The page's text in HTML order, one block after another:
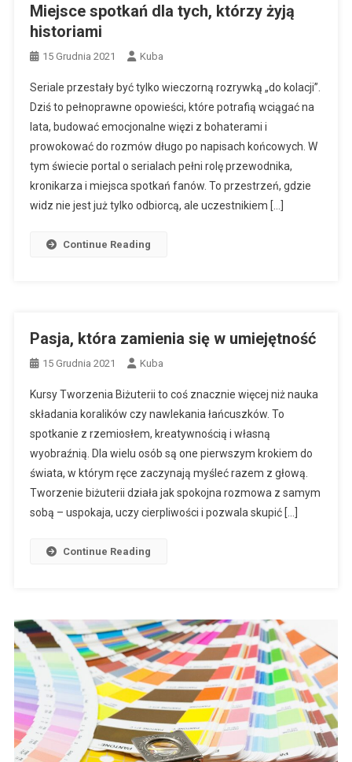
Miejsce spotkań dla tych, którzy żyją
historiami
15 Grudnia 2021 Kuba
Seriale przestały być tylko wieczorną rozrywką „do kolacji”.
Dziś to pełnoprawne opowieści, które potrafią wciągać na
lata, budować emocjonalne więzi z bohaterami i
prowokować do rozmów długo po napisach końcowych. W
tym świecie portal o serialach pełni rolę przewodnika,
kronikarza i miejsca spotkań fanów. To przestrzeń, gdzie
widz nie jest już tylko odbiorcą, ale uczestnikiem […]
Continue Reading
Pasja, która zamienia się w umiejętność
15 Grudnia 2021 Kuba
Kursy Tworzenia Biżuterii to coś znacznie więcej niż nauka
składania koralików czy nawlekania łańcuszków. To
spotkanie z rzemiosłem, kreatywnością i własną
wyobraźnią. Dla wielu osób są one pierwszym krokiem do
świata, w którym ręce zaczynają myśleć razem z głową.
Tworzenie biżuterii działa jak spokojna rozmowa z samym
sobą – uspokaja, uczy cierpliwości i pozwala skupić […]
Continue Reading